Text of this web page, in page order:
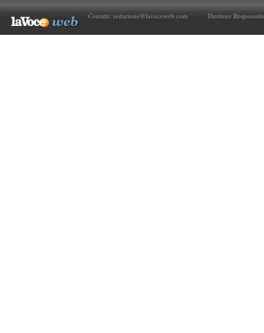
Contatti: redazione@lavoceweb.com Direttore